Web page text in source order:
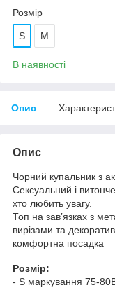
Розмір
S M
В наявності
Опис
Опис
Чорний купальник з
Сексуальний і
хто любить увагу.
Топ на зав’язках з
вирізами та
комфортна посадка
Розмір:
- S маркування 75-